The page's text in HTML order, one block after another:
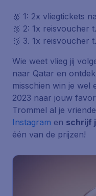
🥇 1: 2x vliegtickets
🥈 2: 1x reisvoucher
🥉 3. 1x reisvoucher
Wie weet vlieg jij
naar Qatar en
misschien win je wel
2023 naar jouw
Trommel al je
Instagram en schrijf
één van de prijzen!